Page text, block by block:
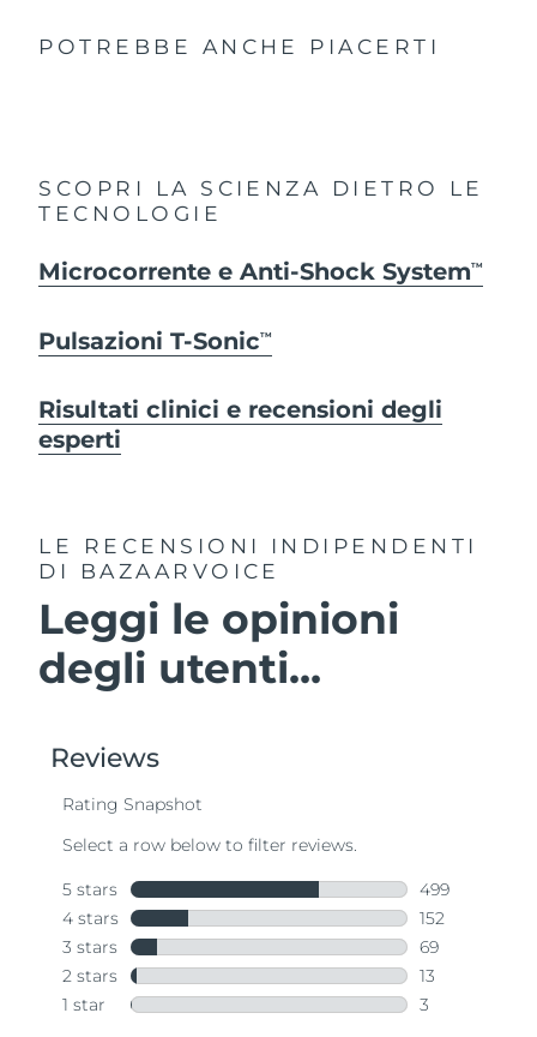
POTREBBE ANCHE PIACERTI
SCOPRI LA SCIENZA DIETRO LE
TECNOLOGIE
Microcorrente e Anti-Shock SystemTM
Pulsazioni T-SonicTM
Risultati clinici e recensioni degli
esperti
LE RECENSIONI INDIPENDENTI
DI BAZAARVOICE
Leggi le opinioni
degli utenti...